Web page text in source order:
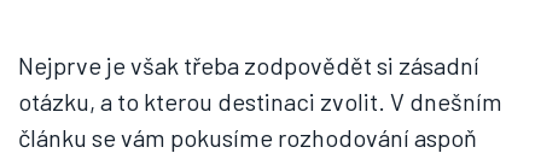
Nejprve je však třeba zodpovědět si zásadní
otázku, a to kterou destinaci zvolit. V dnešním
článku se vám pokusíme rozhodování aspoň